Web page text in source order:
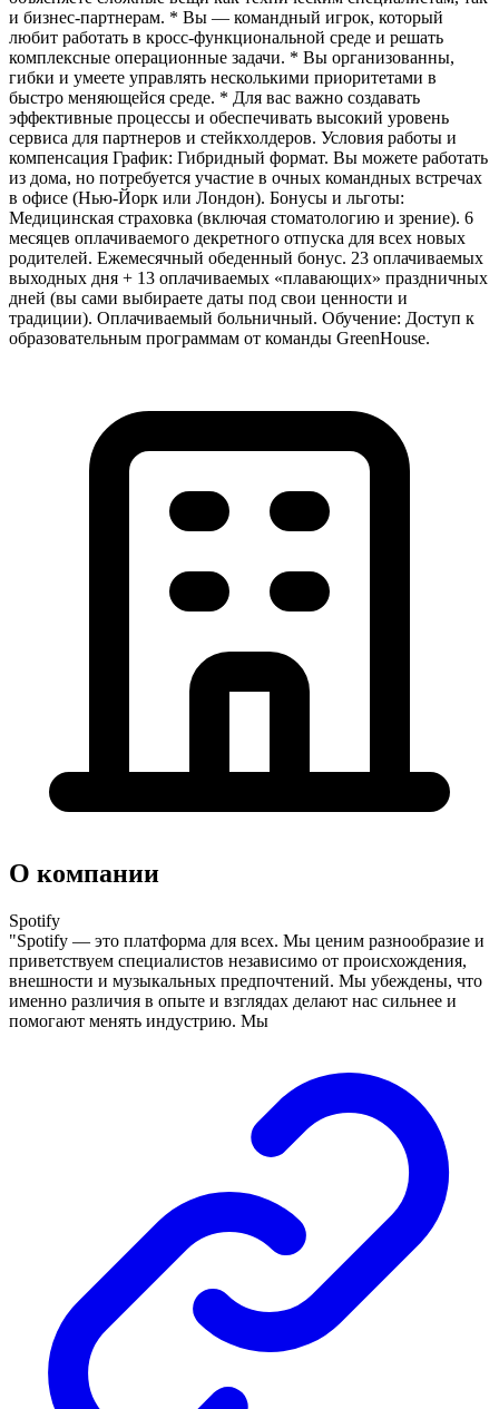
и бизнес-партнерам. * Вы — командный игрок, который
любит работать в кросс-функциональной среде и решать
комплексные операционные задачи. * Вы организованны,
гибки и умеете управлять несколькими приоритетами в
быстро меняющейся среде. * Для вас важно создавать
эффективные процессы и обеспечивать высокий уровень
сервиса для партнеров и стейкхолдеров. Условия работы и
компенсация График: Гибридный формат. Вы можете работать
из дома, но потребуется участие в очных командных встречах
в офисе (Нью-Йорк или Лондон). Бонусы и льготы:
Медицинская страховка (включая стоматологию и зрение). 6
месяцев оплачиваемого декретного отпуска для всех новых
родителей. Ежемесячный обеденный бонус. 23 оплачиваемых
выходных дня + 13 оплачиваемых «плавающих» праздничных
дней (вы сами выбираете даты под свои ценности и
традиции). Оплачиваемый больничный. Обучение: Доступ к
образовательным программам от команды GreenHouse.
О компании
Spotify
"Spotify — это платформа для всех. Мы ценим разнообразие и
приветствуем специалистов независимо от происхождения,
внешности и музыкальных предпочтений. Мы убеждены, что
именно различия в опыте и взглядах делают нас сильнее и
помогают менять индустрию. Мы